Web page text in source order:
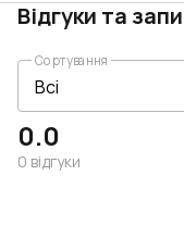
Відгуки та
0.0
0 відгуки
Сортування